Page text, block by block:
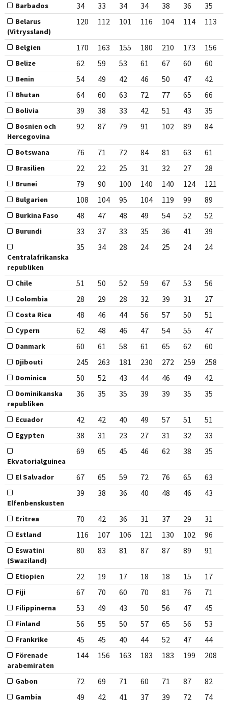
Barbados 34 33 34 34 38 36 35
Belarus
(Vitryssland)
120 112 101 116 104 114 113
Belgien 170 163 155 180 210 173 156
Belize 62 59 53 61 67 60 60
Benin 54 49 42 46 50 47 42
Bhutan 64 60 63 72 77 65 66
Bolivia 39 38 33 42 51 43 35
Bosnien och
Hercegovina
92 87 79 91 102 89 84
Botswana 76 71 72 84 81 63 61
Brasilien 22 22 25 31 32 27 28
Brunei 79 90 100 140 140 124 121
Bulgarien 108 104 95 104 119 99 89
Burkina Faso 48 47 48 49 54 52 52
Burundi 33 37 33 35 36 41 39
Centralafrikanska
republiken
35 34 28 24 25 24 24
Chile 51 50 52 59 67 53 56
Colombia 28 29 28 32 39 31 27
Costa Rica 48 46 44 56 57 50 51
Cypern 62 48 46 47 54 55 47
Danmark 60 61 58 61 65 62 60
Djibouti 245 263 181 230 272 259 258
Dominica 50 52 43 44 46 49 42
Dominikanska
republiken
36 35 35 39 39 35 35
Ecuador 42 42 40 49 57 51 51
Egypten 38 31 23 27 31 32 33
Ekvatorialguinea
69 65 45 46 62 38 35
El Salvador 67 65 59 72 76 65 63
Elfenbenskusten
39 38 36 40 48 46 43
Eritrea 70 42 36 31 37 29 31
Estland 116 107 106 121 130 102 96
Eswatini
(Swaziland)
80 83 81 87 87 89 91
Etiopien 22 19 17 18 18 15 17
Fiji 67 70 60 70 81 76 71
Filippinerna 53 49 43 50 56 47 45
Finland 56 55 50 57 65 56 53
Frankrike 45 45 40 44 52 47 44
Förenade
arabemiraten
144 156 163 183 183 199 208
Gabon 72 69 71 60 71 87 82
Gambia 49 42 41 37 39 72 74